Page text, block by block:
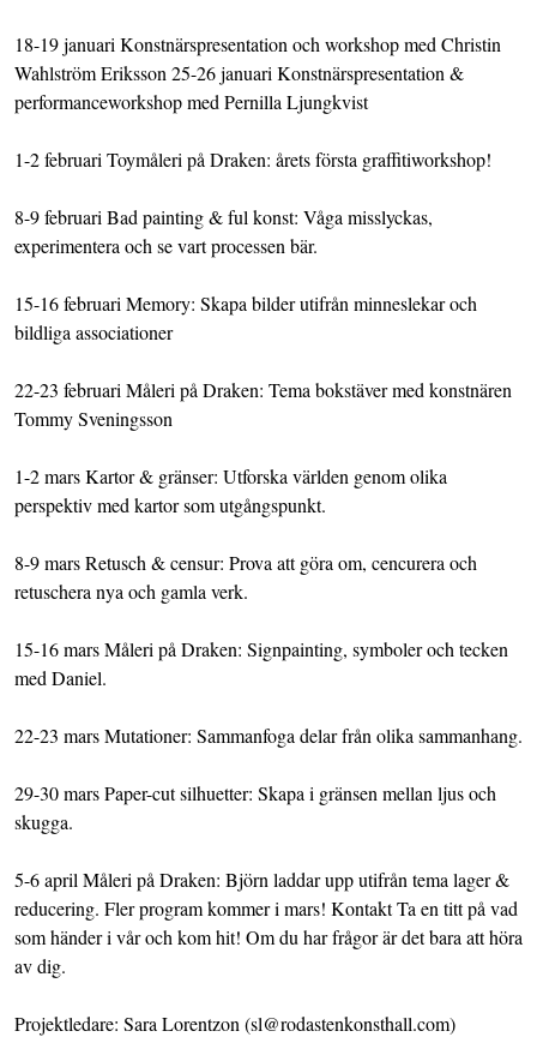
18-19 januari Konstnärspresentation och workshop med Christin
Wahlström Eriksson 25-26 januari Konstnärspresentation &
performanceworkshop med Pernilla Ljungkvist
1-2 februari Toymåleri på Draken: årets första graffitiworkshop!
8-9 februari Bad painting & ful konst: Våga misslyckas,
experimentera och se vart processen bär.
15-16 februari Memory: Skapa bilder utifrån minneslekar och
bildliga associationer
22-23 februari Måleri på Draken: Tema bokstäver med konstnären
Tommy Sveningsson
1-2 mars Kartor & gränser: Utforska världen genom olika
perspektiv med kartor som utgångspunkt.
8-9 mars Retusch & censur: Prova att göra om, cencurera och
retuschera nya och gamla verk.
15-16 mars Måleri på Draken: Signpainting, symboler och tecken
med Daniel.
22-23 mars Mutationer: Sammanfoga delar från olika sammanhang.
29-30 mars Paper-cut silhuetter: Skapa i gränsen mellan ljus och
skugga.
5-6 april Måleri på Draken: Björn laddar upp utifrån tema lager &
reducering. Fler program kommer i mars! Kontakt Ta en titt på vad
som händer i vår och kom hit! Om du har frågor är det bara att höra
av dig.
Projektledare: Sara Lorentzon (sl@rodastenkonsthall.com)